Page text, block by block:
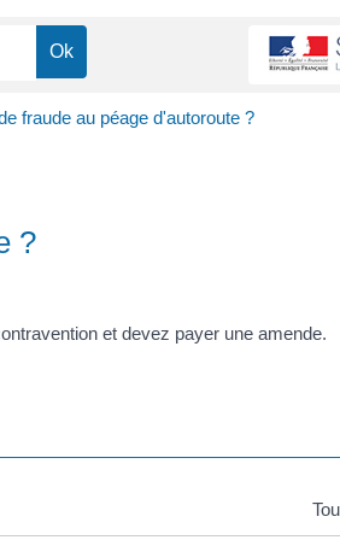
fraude au péage d'autoroute ?
?
et devez payer une amende.